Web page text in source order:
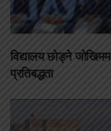
विद्यालय छोड्ने
प्रतिबद्धता